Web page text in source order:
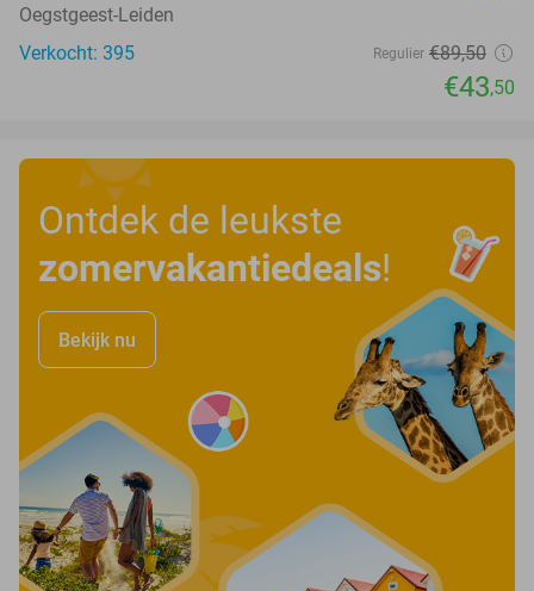
Oegstgeest-Leiden
Verkocht: 395
Regulier €89,50
€43,50
Ontdek de leukste
zomervakantiedeals!
Bekijk nu